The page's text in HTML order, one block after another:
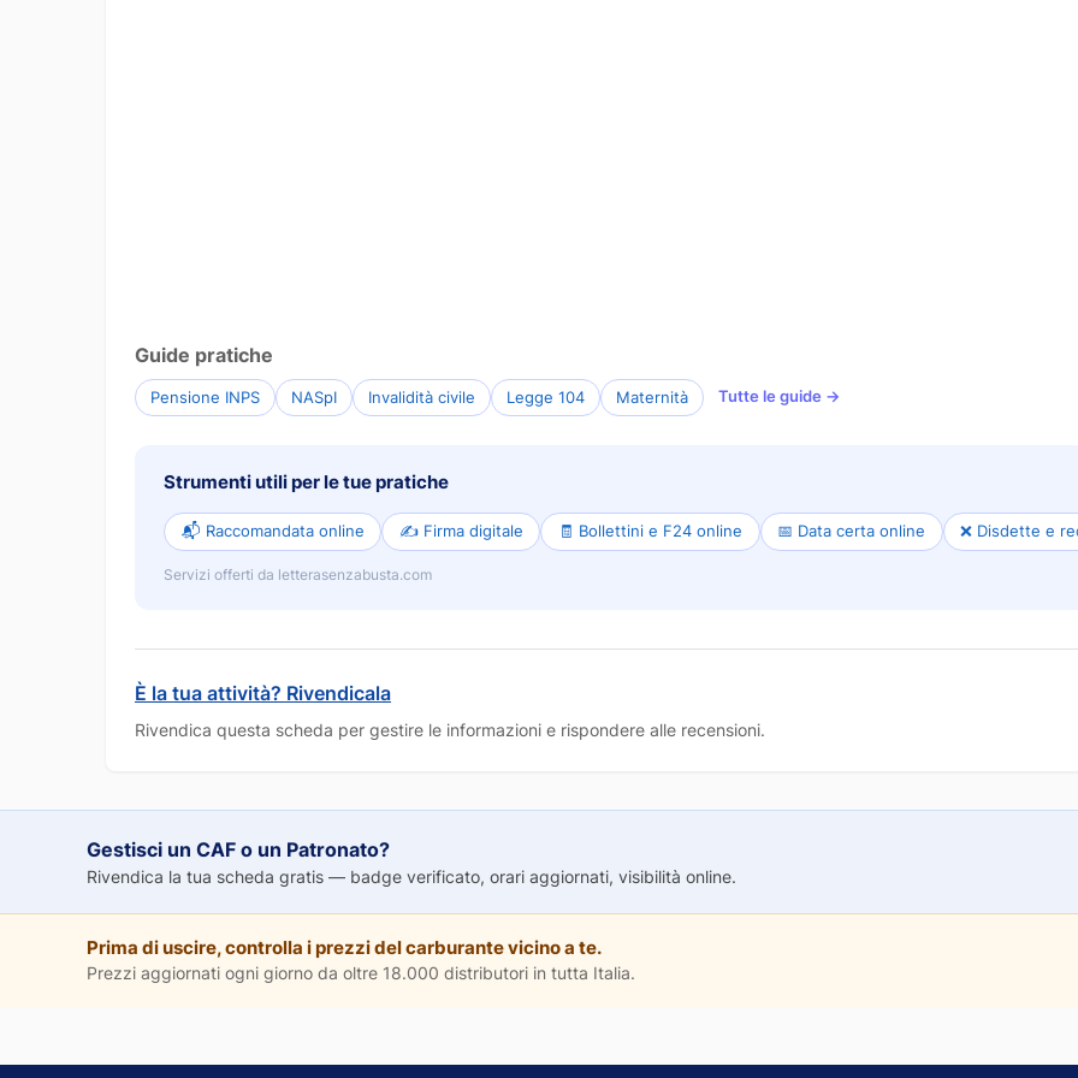
Guide pratiche
Pensione INPS NASpI Invalidità civile Legge 104 Maternità Tutte le guide →
Strumenti utili per le tue pratiche
📬 Raccomandata online ✍️ Firma digitale 🧾 Bollettini e F24 online 📅 Data certa online ❌ Disdette e
Servizi offerti da letterasenzabusta.com
È la tua attività? Rivendicala
Rivendica questa scheda per gestire le informazioni e rispondere alle recensioni.
Gestisci un CAF o un Patronato?
Rivendica la tua scheda gratis — badge verificato, orari aggiornati, visibilità online.
Prima di uscire, controlla i prezzi del carburante vicino a te.
Prezzi aggiornati ogni giorno da oltre 18.000 distributori in tutta Italia.